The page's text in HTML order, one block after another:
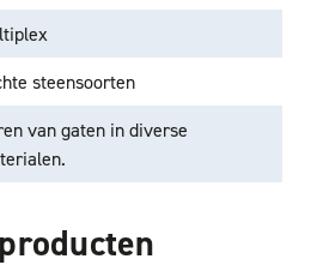
steensoorten
van gaten in diverse